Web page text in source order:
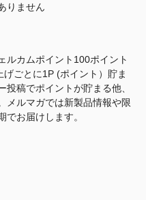
りません
ルカムポイント100ポイント
ごとに1P (ポイント）貯ま
投稿でポイントが貯まる他、
メルマガでは新製品情報や限
でお届けします。